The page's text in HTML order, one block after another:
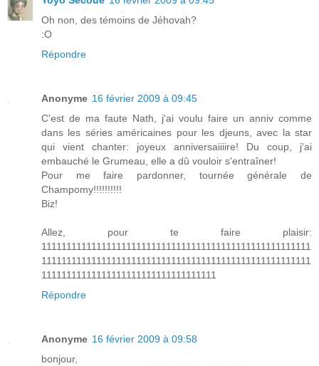
Oh non, des témoins de Jéhovah?
:O
Répondre
Anonyme 16 février 2009 à 09:45
C'est de ma faute Nath, j'ai voulu faire un anniv comme
dans les séries américaines pour les djeuns, avec la star
qui vient chanter: joyeux anniversaiiiire! Du coup, j'ai
embauché le Grumeau, elle a dû vouloir s'entraîner!
Pour me faire pardonner, tournée générale de
Champomy!!!!!!!!!!
Biz!
Allez, pour te faire plaisir:
111111111111111111111111111111111111111111111111111111
111111111111111111111111111111111111111111111111111111
11111111111111111111111111111111111
Répondre
Anonyme 16 février 2009 à 09:58
bonjour,